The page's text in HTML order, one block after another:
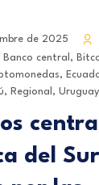
de 2025
Banco central ,
,
, Regional , Uruguay
del